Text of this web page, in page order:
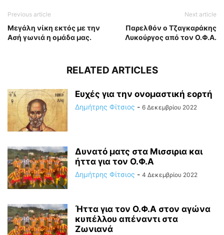
Previous article
Μεγάλη νίκη εκτός με την
Ασή γωνιά η ομάδα μας.
Next article
Παρελθόν ο Τζαγκαράκης
Λυκούργος από τον Ο.Φ.Α.
RELATED ARTICLES
Ευχές για την ονομαστική εορτή
Δημήτρης Φίτσιος - 6 Δεκεμβρίου 2022
Δυνατό ματς στα Μισσιρια και
ήττα για τον Ο.Φ.Α
Δημήτρης Φίτσιος - 4 Δεκεμβρίου 2022
Ήττα για τον Ο.Φ.Α στον αγώνα
κυπέλλου απέναντι στα
Ζωνιανά